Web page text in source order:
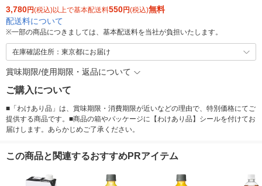
3,780円(税込)以上で基本配送料550円(税込)無料
配送料について
※一部の商品につきましては、基本配送料を当社が負担いたします。
在庫確認住所：東京都にお届け
賞味期限/使用期限・返品について
ご購入について
■「わけあり品」は、賞味期限・消費期限が近いなどの理由で、特別価格にてご
提供する商品です。■商品の箱やパッケージに【わけあり品】シールを付けてお
届けします。あらかじめご了承ください。
この商品と関連するおすすめPRアイテム